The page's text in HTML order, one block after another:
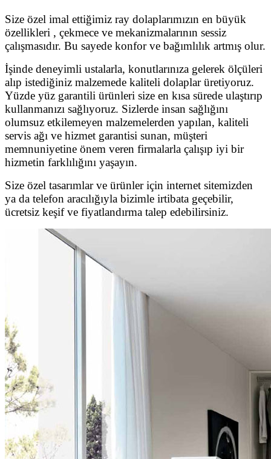
Size özel imal ettiğimiz ray dolaplarımızın en büyük
özellikleri , çekmece ve mekanizmalarının sessiz
çalışmasıdır. Bu sayede konfor ve bağımlılık artmış olur.
İşinde deneyimli ustalarla, konutlarınıza gelerek ölçüleri
alıp istediğiniz malzemede kaliteli dolaplar üretiyoruz.
Yüzde yüz garantili ürünleri size en kısa sürede ulaştırıp
kullanmanızı sağlıyoruz. Sizlerde insan sağlığını
olumsuz etkilemeyen malzemelerden yapılan, kaliteli
servis ağı ve hizmet garantisi sunan, müşteri
memnuniyetine önem veren firmalarla çalışıp iyi bir
hizmetin farklılığını yaşayın.
Size özel tasarımlar ve ürünler için internet sitemizden
ya da telefon aracılığıyla bizimle irtibata geçebilir,
ücretsiz keşif ve fiyatlandırma talep edebilirsiniz.